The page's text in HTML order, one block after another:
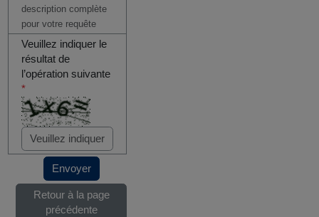
description complète
pour votre requête
Veuillez indiquer le
résultat de
l’opération suivante
*
Envoyer
Retour à la page
précédente